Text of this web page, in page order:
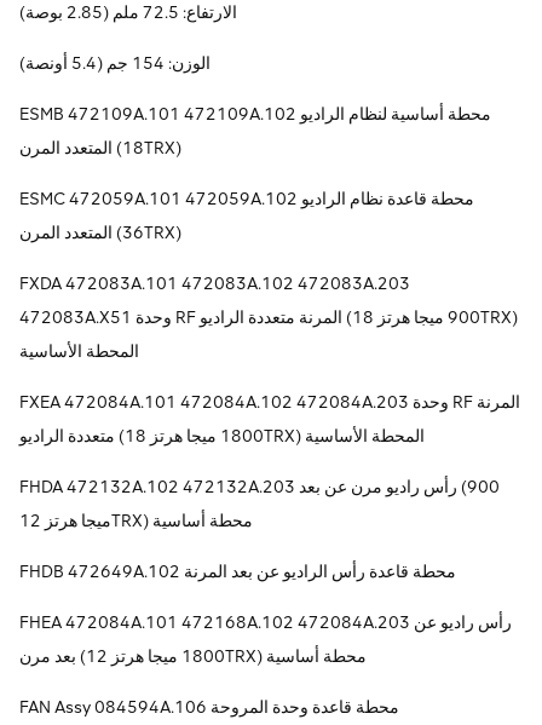
الارتفاع: 72.5 ملم (2.85 بوصة)
الوزن: 154 جم (5.4 أونصة)
ESMB 472109A.101 472109A.102 محطة أساسية لنظام الراديو
المتعدد المرن (18TRX)
ESMC 472059A.101 472059A.102 محطة قاعدة نظام الراديو
المتعدد المرن (36TRX)
FXDA 472083A.101 472083A.102 472083A.203
472083A.X51 وحدة RF المرنة متعددة الراديو (900 ميجا هرتز 18TRX)
المحطة الأساسية
FXEA 472084A.101 472084A.102 472084A.203 وحدة RF المرنة
متعددة الراديو (1800 ميجا هرتز 18TRX) المحطة الأساسية
FHDA 472132A.102 472132A.203 رأس راديو مرن عن بعد (900
ميجا هرتز 12TRX) محطة أساسية
FHDB 472649A.102 محطة قاعدة رأس الراديو عن بعد المرنة
FHEA 472084A.101 472168A.102 472084A.203 رأس راديو عن
بعد مرن (1800 ميجا هرتز 12TRX) محطة أساسية
FAN Assy 084594A.106 محطة قاعدة وحدة المروحة